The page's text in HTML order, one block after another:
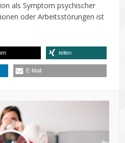
als Symptom psychischer
oder Arbeitsstörungen ist
teilen
E-Mail